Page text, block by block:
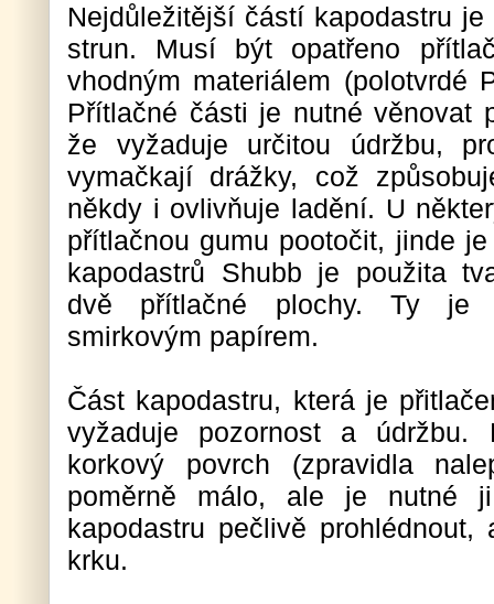
Nejdůležitější částí kapodastru
strun. Musí být opatřeno
vhodným materiálem (polotvrdé
Přítlačné části je nutné věnovat
že vyžaduje určitou údržbu,
vymačkají drážky, což
někdy i ovlivňuje ladění. U
přítlačnou gumu pootočit, jinde
kapodastrů Shubb je použita
dvě přítlačné plochy. Ty je
smirkovým papírem.
Část kapodastru, která je
vyžaduje pozornost a
korkový povrch (zpravidla
poměrně málo, ale je nutné
kapodastru pečlivě
krku.